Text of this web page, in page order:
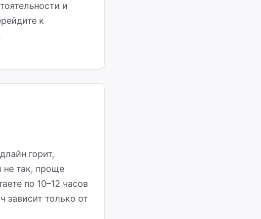
и
к
горит,
не так, проще
по 10–12 часов
зависит только от